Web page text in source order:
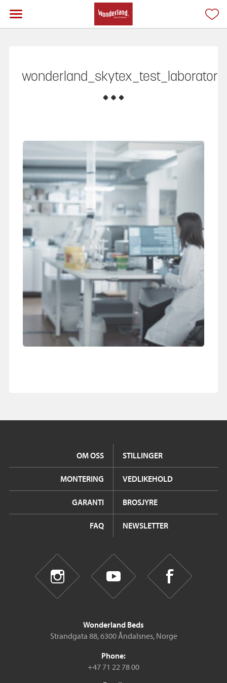
wonderland_skytex_test_laboratorie
OM OSS STILLINGER
MONTERING VEDLIKEHOLD
GARANTI BROSJYRE
FAQ NEWSLETTER
Wonderland Beds
Strandgata 88, 6300 Åndalsnes, Norge
Phone:
+47 71 22 78 00